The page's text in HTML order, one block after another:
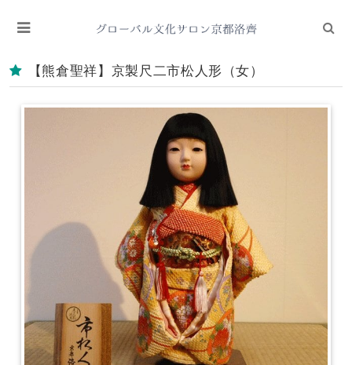
【熊倉聖祥】京製尺二市松人形（女）